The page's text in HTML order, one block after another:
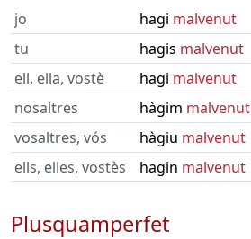
jo hagi malvenut
tu
hagis malvenut
ell, ella, vostè
hagi malvenut
nosaltres
hàgim malvenut
vosaltres, vós
hàgiu malvenut
ells, elles, vostès
hagin malvenut
Plusquamperfet